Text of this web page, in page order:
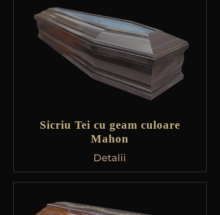
Sicriu Tei cu geam culoare
Mahon
Detalii